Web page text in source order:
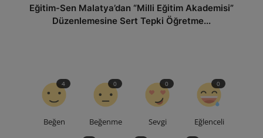
Eğitim-Sen Malatya’dan “Milli Eğitim Akademisi”
Düzenlemesine Sert Tepki Öğretme...
Beğen
4
Beğenme
0
Sevgi
0
Eğlenceli
0